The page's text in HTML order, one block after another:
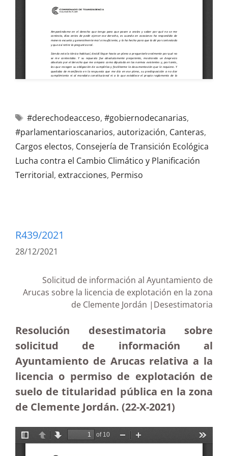
#derechodeacceso, #gobiernodecanarias,
#parlamentarioscanarios, autorización, Canteras,
Cargos electos, Consejería de Transición Ecológica
Lucha contra el Cambio Climático y Planificación
Territorial, extracciones, Permiso
R439/2021
28/12/2021
Solicitud de información al Ayuntamiento de
Arucas sobre la licencia de explotación en la zona
de Clemente Jordán |Desestimatoria
Resolución desestimatoria sobre
solicitud de información al
Ayuntamiento de Arucas relativa a la
licencia o permiso de explotación de
suelo de titularidad pública en la zona
de Clemente Jordán. (22-X-2021)